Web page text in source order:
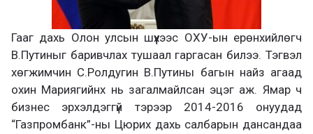
Гааг дахь Олон улсын шүүхээс ОХУ-ын eрөнхийлөгч
В.Путиныг баривчлах тушаал гаргасан билээ. Тэгвэл
хөгжимчин С.Ролдугин В.Путины багын найз агаад
охин Мариягийнх нь загалмайлсан эцэг аж. Ямар ч
бизнес эрхэлдэггүй тэрээр 2014-2016 онуудад
“Газпромбанк”-ны Цюрих дахь салбарын дансандаа